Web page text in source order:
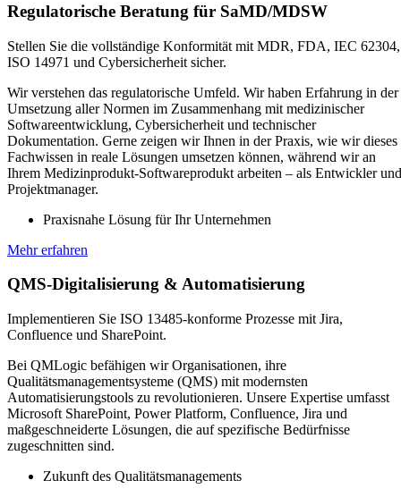
Regulatorische Beratung für SaMD/MDSW
Stellen Sie die vollständige Konformität mit MDR, FDA, IEC 62304,
ISO 14971 und Cybersicherheit sicher.
Wir verstehen das regulatorische Umfeld. Wir haben Erfahrung in der
Umsetzung aller Normen im Zusammenhang mit medizinischer
Softwareentwicklung, Cybersicherheit und technischer
Dokumentation. Gerne zeigen wir Ihnen in der Praxis, wie wir dieses
Fachwissen in reale Lösungen umsetzen können, während wir an
Ihrem Medizinprodukt-Softwareprodukt arbeiten – als Entwickler und
Projektmanager.
Praxisnahe Lösung für Ihr Unternehmen
Mehr erfahren
QMS-Digitalisierung & Automatisierung
Implementieren Sie ISO 13485-konforme Prozesse mit Jira,
Confluence und SharePoint.
Bei QMLogic befähigen wir Organisationen, ihre
Qualitätsmanagementsysteme (QMS) mit modernsten
Automatisierungstools zu revolutionieren. Unsere Expertise umfasst
Microsoft SharePoint, Power Platform, Confluence, Jira und
maßgeschneiderte Lösungen, die auf spezifische Bedürfnisse
zugeschnitten sind.
Zukunft des Qualitätsmanagements